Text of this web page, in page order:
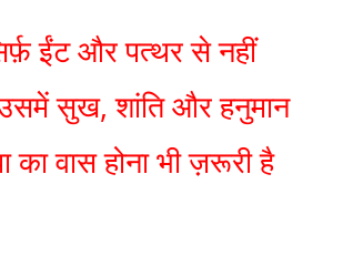
ईंट और पत्थर से नहीं
सुख, शांति और हनुमान
का वास होना भी ज़रूरी है